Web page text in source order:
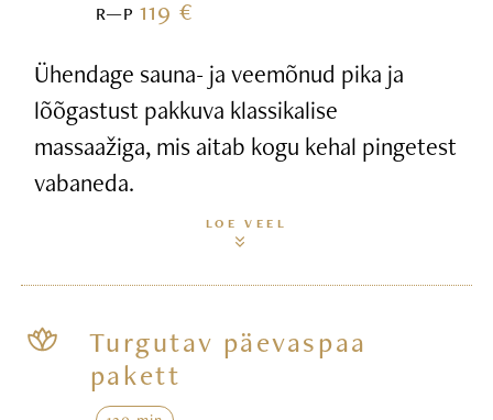
R—P119 €
Ühendage sauna- ja veemõnud pika ja
lõõgastust pakkuva klassikalise
massaažiga, mis aitab kogu kehal pingetest
vabaneda.
LOE VEEL
Turgutav päevaspaa
pakett